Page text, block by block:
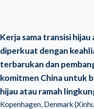
Kerja sama transisi
diperkuat dengan
terbarukan dan
komitmen China untuk
hijau atau ramah
Kopenhagen, Denmark